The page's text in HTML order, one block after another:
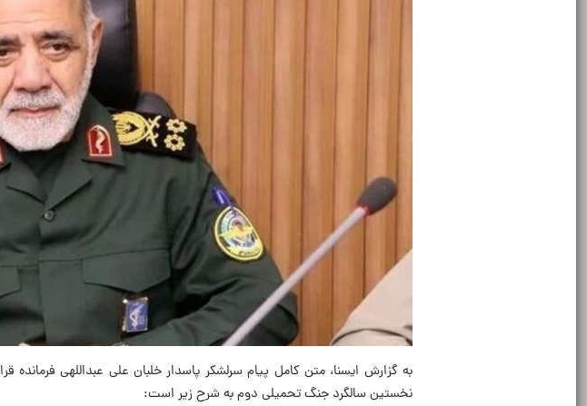
به گزارش ایسنا، متن کامل پیام سرلشکر پاسدار خلبان علی عبداللهی
نخستین سالگرد جنگ تحمیلی دوم به شرح زیر است: